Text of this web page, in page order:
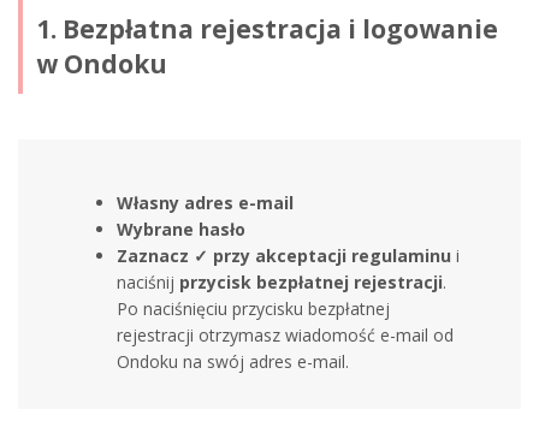
1. Bezpłatna rejestracja i logowanie
w Ondoku
Własny adres e-mail
Wybrane hasło
Zaznacz ✓ przy akceptacji regulaminu i
naciśnij przycisk bezpłatnej rejestracji.
Po naciśnięciu przycisku bezpłatnej
rejestracji otrzymasz wiadomość e-mail od
Ondoku na swój adres e-mail.